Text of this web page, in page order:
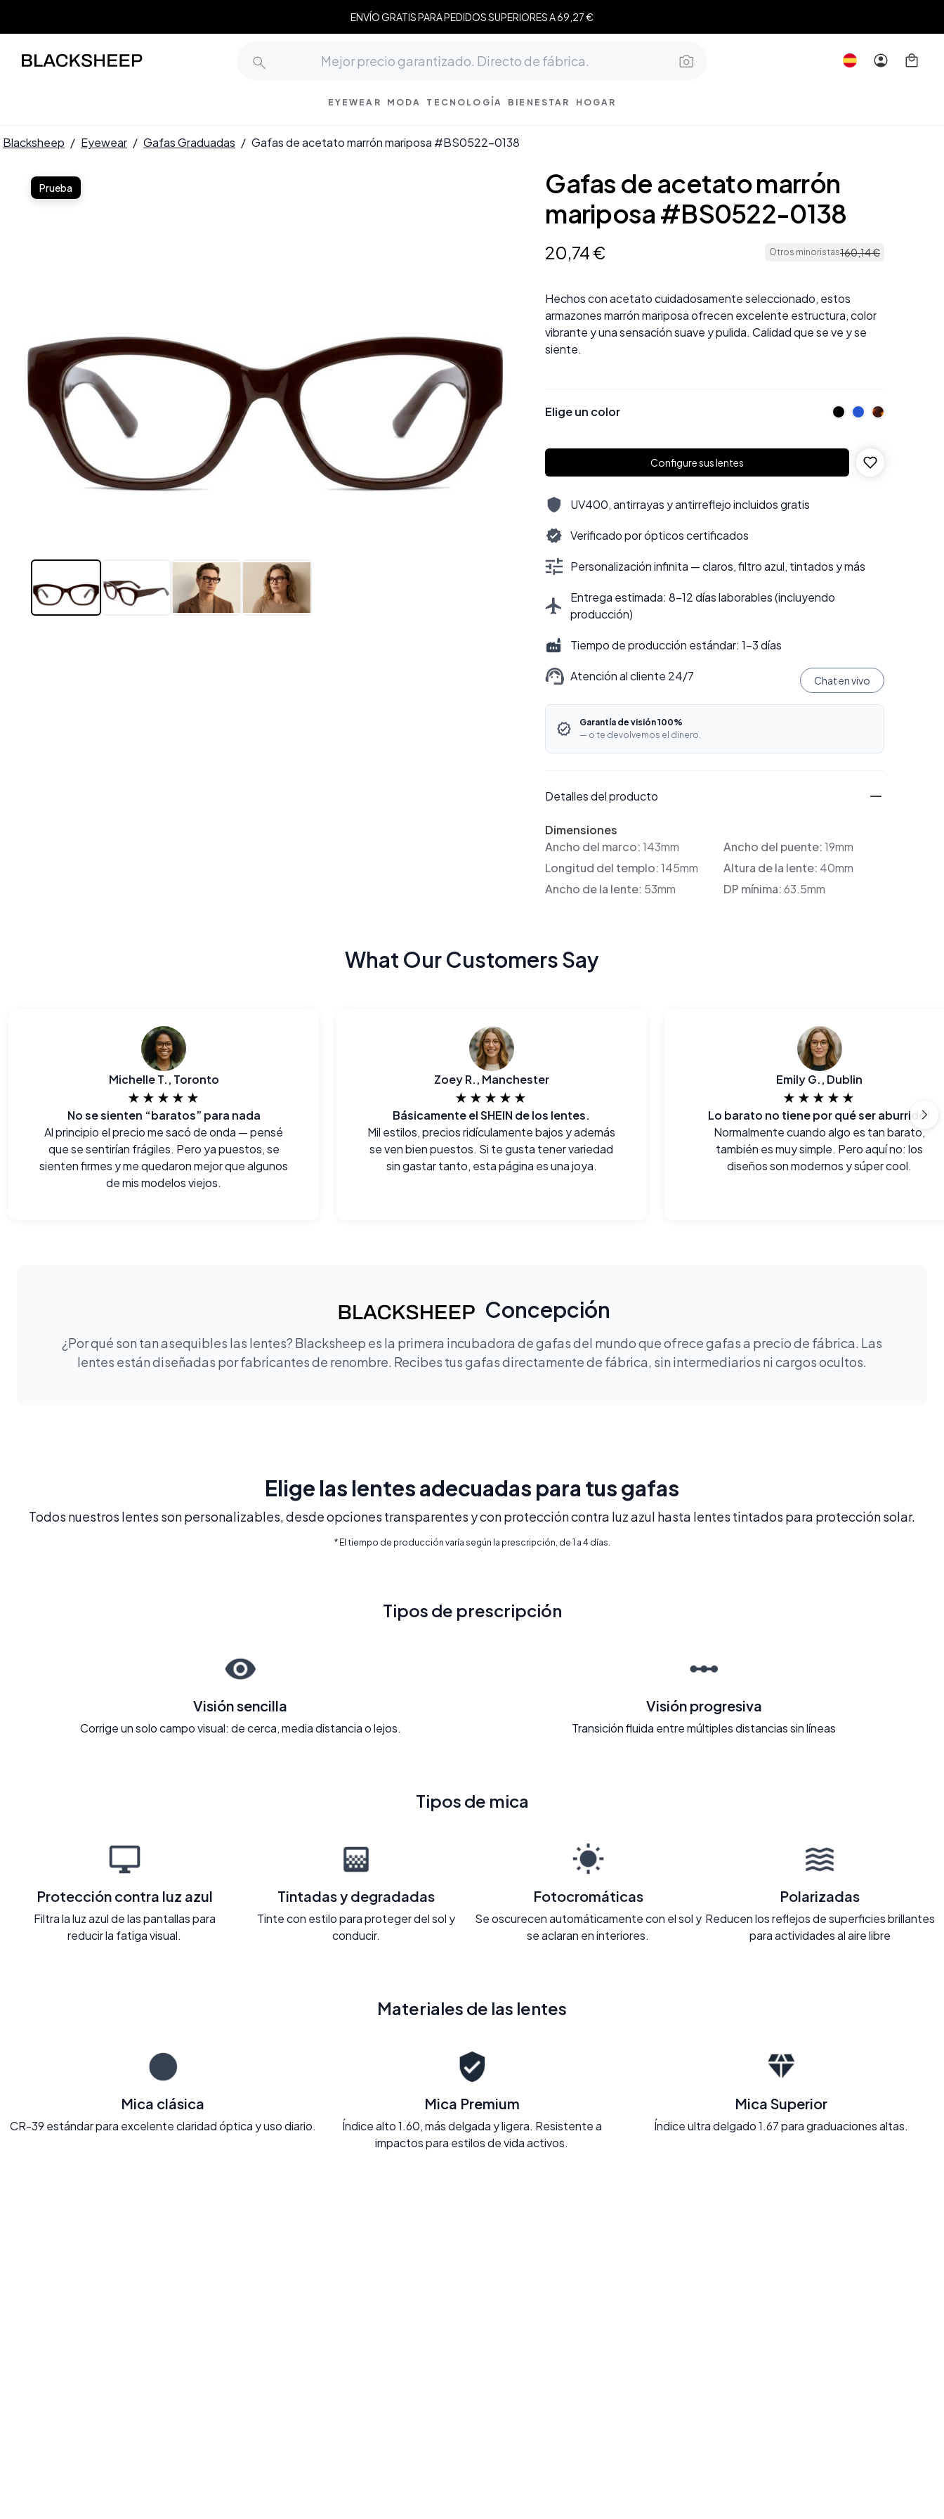
ENVÍO GRATIS PARA PEDIDOS SUPERIORES A 69,27 €
EYEWEAR MODA TECNOLOGÍA BIENESTAR HOGAR
Blacksheep / Eyewear / Gafas Graduadas / Gafas de acetato marrón mariposa #BS0522-0138
Prueba
Gafas de acetato marrón
mariposa #BS0522-0138
20,74 € Otros minoristas160,14€
Hechos con acetato cuidadosamente seleccionado, estos
armazones marrón mariposa ofrecen excelente estructura, color
vibrante y una sensación suave y pulida. Calidad que se ve y se
siente.
Elige un color
Configure sus lentes
UV400, antirrayas y antirreflejo incluidos gratis
Verificado por ópticos certificados
Personalización infinita — claros, filtro azul, tintados y más
Entrega estimada: 8–12 días laborables (incluyendo
producción)
Tiempo de producción estándar: 1–3 días
Atención al cliente 24/7 Chat en vivo
Garantía de visión 100%
— o te devolvemos el dinero.
Detalles del producto
Dimensiones
Ancho del marco:143mm Ancho del puente:19mm
Longitud del templo:145mm Altura de la lente: 40mm
Ancho de la lente: 53mm DP mínima:63.5mm
What Our Customers Say
Michelle T., Toronto
★★★★★
No se sienten “baratos” para nada
Al principio el precio me sacó de onda — pensé
que se sentirían frágiles. Pero ya puestos, se
sienten firmes y me quedaron mejor que algunos
de mis modelos viejos.
Zoey R., Manchester
★★★★★
Básicamente el SHEIN de los lentes.
Mil estilos, precios ridículamente bajos y además
se ven bien puestos. Si te gusta tener variedad
sin gastar tanto, esta página es una joya.
Emily G., Dublin
★★★★★
Lo barato no tiene por qué ser aburrido!
Normalmente cuando algo es tan barato,
también es muy simple. Pero aquí no: los
diseños son modernos y súper cool.
Concepción
¿Por qué son tan asequibles las lentes? Blacksheep es la primera incubadora de gafas del mundo que ofrece gafas a precio de fábrica. Las
lentes están diseñadas por fabricantes de renombre. Recibes tus gafas directamente de fábrica, sin intermediarios ni cargos ocultos.
Elige las lentes adecuadas para tus gafas
Todos nuestros lentes son personalizables, desde opciones transparentes y con protección contra luz azul hasta lentes tintados para protección solar.
* El tiempo de producción varía según la prescripción, de 1 a 4 días.
Tipos de prescripción
Visión sencilla
Corrige un solo campo visual: de cerca, media distancia o lejos.
Visión progresiva
Transición fluida entre múltiples distancias sin líneas
Tipos de mica
Protección contra luz azul
Filtra la luz azul de las pantallas para
reducir la fatiga visual.
Tintadas y degradadas
Tinte con estilo para proteger del sol y
conducir.
Fotocromáticas
Se oscurecen automáticamente con el sol y
se aclaran en interiores.
Polarizadas
Reducen los reflejos de superficies brillantes
para actividades al aire libre
Materiales de las lentes
Mica clásica
CR-39 estándar para excelente claridad óptica y uso diario.
Mica Premium
Índice alto 1.60, más delgada y ligera. Resistente a
impactos para estilos de vida activos.
Mica Superior
Índice ultra delgado 1.67 para graduaciones altas.